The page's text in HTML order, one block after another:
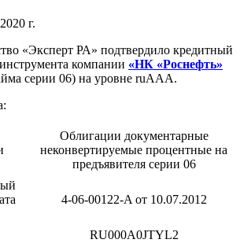
г.
«Эксперт РА» подтвердило кредитный
компании «НК «Роснефть»
серии 06) на уровне ruAAA.
Облигации документарные
неконвертируемые процентные на
предъявителя серии 06
4-06-00122-A от 10.07.2012
RU000A0JTYL2